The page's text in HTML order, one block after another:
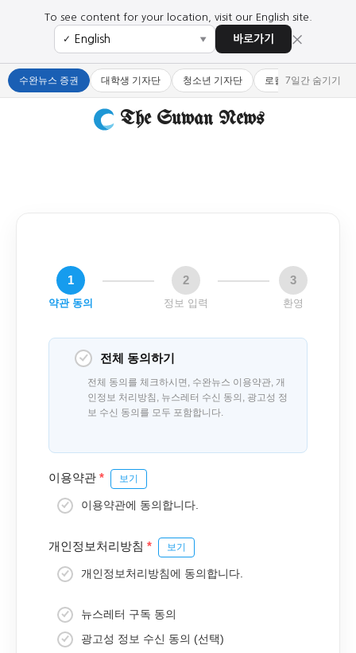
To see content for your location, visit our English site.
✓ ▼ 바로가기 ×
수완뉴스 증권 대학생 기자단 청소년 기자단 로컬 큐레이터
7일간 숨기기
The Suwan News
1
약관 동의
2
정보 입력
3
환영
전체 동의하기
전체 동의를 체크하시면, 수완뉴스 이용약관, 개
인정보 처리방침, 뉴스레터 수신 동의, 광고성 정
보 수신 동의를 모두 포함합니다.
이용약관 * 보기
이용약관에 동의합니다.
개인정보처리방침 * 보기
개인정보처리방침에 동의합니다.
뉴스레터 구독 동의
광고성 정보 수신 동의 (선택)